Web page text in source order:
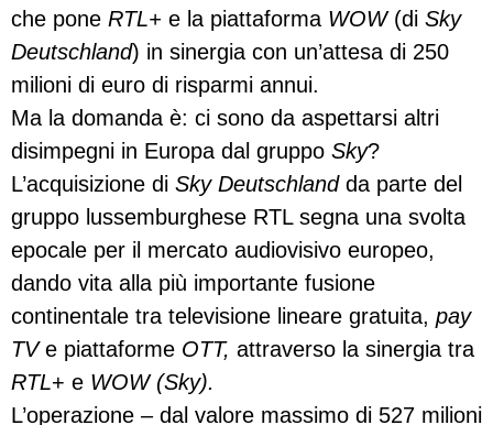
che pone RTL+ e la piattaforma WOW(di Sky
Deutschland) in sinergia con un’attesa di 250
milioni di euro di risparmi annui.
Ma la domanda è: ci sono da aspettarsi altri
disimpegni in Europa dal gruppo Sky?
L’acquisizione di Sky Deutschlandda parte del
gruppo lussemburghese RTL segna una svolta
epocale per il mercato audiovisivo europeo,
dando vita alla più importante fusione
continentale tra televisione lineare gratuita, pay
TVe piattaforme OTT, attraverso la sinergia tra
RTL+ e WOW (Sky).
L’operazione – dal valore massimo di 527 milioni